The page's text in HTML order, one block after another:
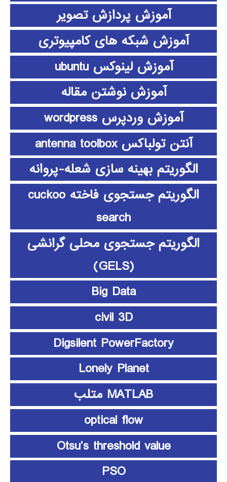
آموزش پردازش تصویر
آموزش شبکه های کامپیوتری
آموزش لینوکس ubuntu
آموزش نوشتن مقاله
آموزش وردپرس wordpress
آنتن تولباکس antenna toolbox
الگوریتم بهینه سازی شعله-پروانه
الگوریتم جستجوی فاخته cuckoo
search
الگوریتم جستجوی محلی گرانشی
(GELS)
Big Data
civil 3D
Digsilent PowerFactory
Lonely Planet
MATLAB متلب
optical flow
Otsu’s threshold value
PSO